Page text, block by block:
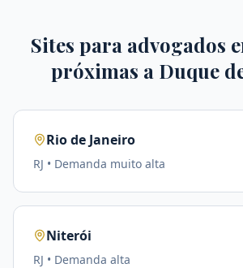
Sites para advogados
próximas a Duque
Rio de Janeiro
RJ • Demanda muito alta
Niterói
RJ • Demanda alta